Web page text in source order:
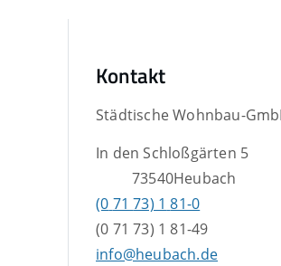
Kontakt
Städtische Wohnbau-
In den Schloßgärten 5
73540Heubach
info@heubach.de
(0 71 73) 1 81-0
(0 71 73) 1 81-49